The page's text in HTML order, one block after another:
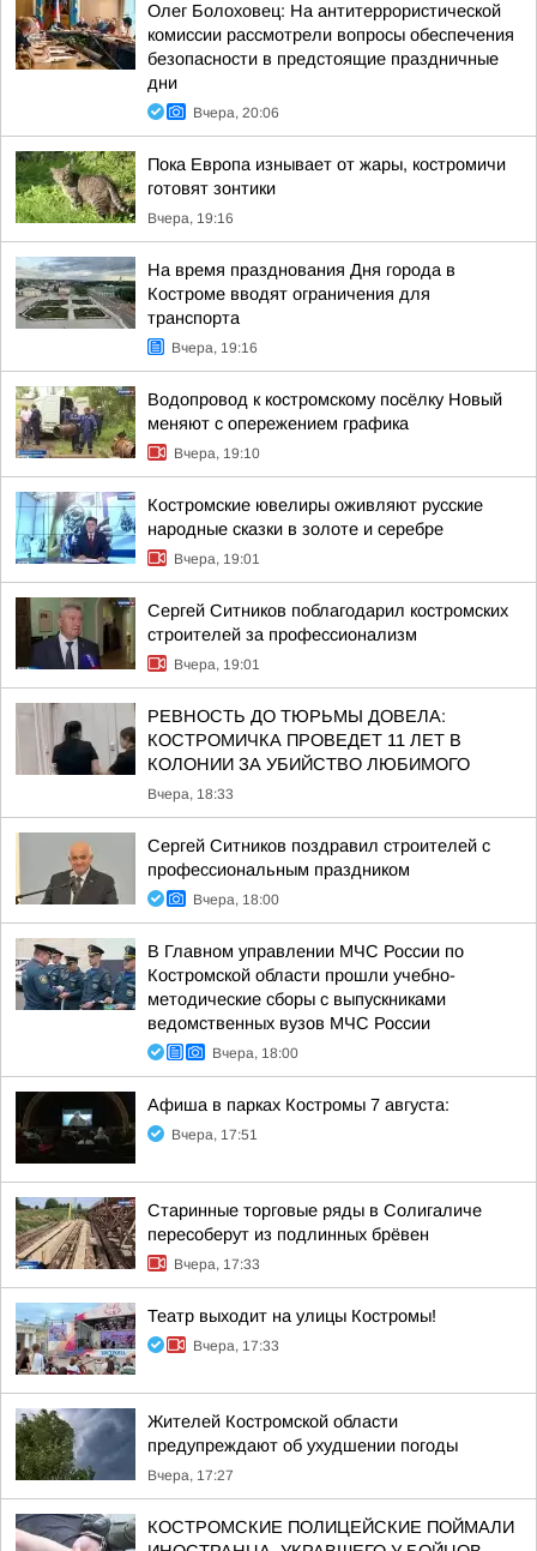
Олег Болоховец: На антитеррористической
комиссии рассмотрели вопросы обеспечения
безопасности в предстоящие праздничные
дни
Вчера, 20:06
Пока Европа изнывает от жары, костромичи
готовят зонтики
Вчера, 19:16
На время празднования Дня города в
Костроме вводят ограничения для
транспорта
Вчера, 19:16
Водопровод к костромскому посёлку Новый
меняют с опережением графика
Вчера, 19:10
Костромские ювелиры оживляют русские
народные сказки в золоте и серебре
Вчера, 19:01
Сергей Ситников поблагодарил костромских
строителей за профессионализм
Вчера, 19:01
РЕВНОСТЬ ДО ТЮРЬМЫ ДОВЕЛА:
КОСТРОМИЧКА ПРОВЕДЕТ 11 ЛЕТ В
КОЛОНИИ ЗА УБИЙСТВО ЛЮБИМОГО
Вчера, 18:33
Сергей Ситников поздравил строителей с
профессиональным праздником
Вчера, 18:00
В Главном управлении МЧС России по
Костромской области прошли учебно-
методические сборы с выпускниками
ведомственных вузов МЧС России
Вчера, 18:00
Афиша в парках Костромы 7 августа:
Вчера, 17:51
Старинные торговые ряды в Солигаличе
пересоберут из подлинных брёвен
Вчера, 17:33
Театр выходит на улицы Костромы!
Вчера, 17:33
Жителей Костромской области
предупреждают об ухудшении погоды
Вчера, 17:27
КОСТРОМСКИЕ ПОЛИЦЕЙСКИЕ ПОЙМАЛИ